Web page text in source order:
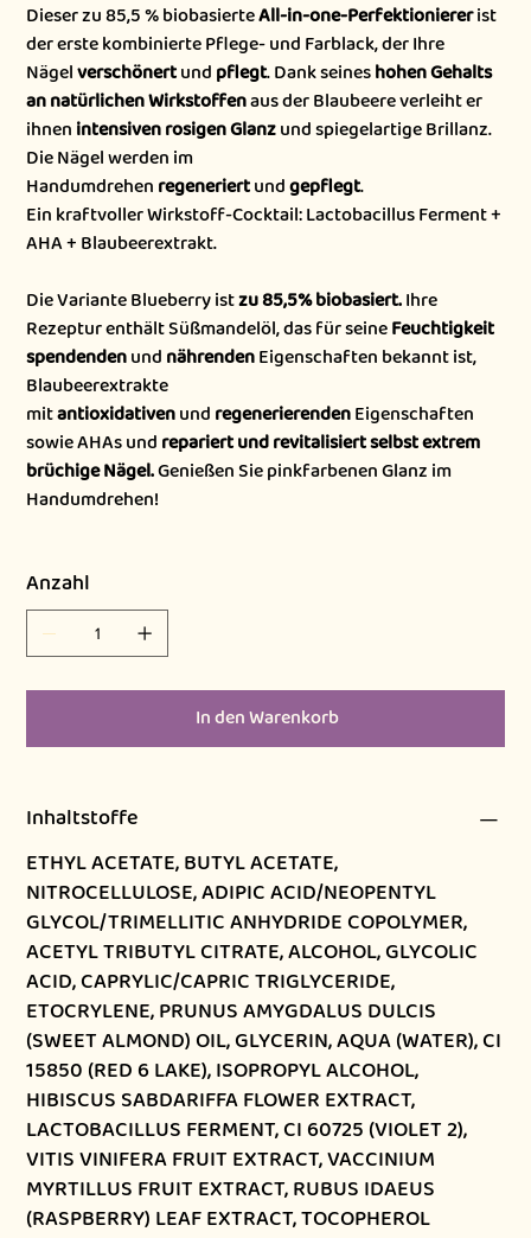
Dieser zu 85,5 % biobasierteAll-in-one-Perfektioniererist
der erste kombinierte Pflege- und Farblack, der Ihre
Nägelverschönertund pflegt. Dank seineshohen Gehalts
an natürlichen Wirkstoffenaus der Blaubeere verleiht er
ihnen intensiven rosigen Glanzund spiegelartige Brillanz.
Die Nägel werden im
Handumdrehen regeneriertundgepflegt.
Ein kraftvoller Wirkstoff-Cocktail: Lactobacillus Ferment +
AHA + Blaubeerextrakt.
Die Variante Blueberry istzu 85,5% biobasiert.Ihre
Rezeptur enthält Süßmandelöl, das für seineFeuchtigkeit
spendendenund nährendenEigenschaften bekannt ist,
Blaubeerextrakte
mitantioxidativenund regenerierendenEigenschaften
sowie AHAs und repariert und revitalisiert selbst extrem
brüchige Nägel.Genießen Sie pinkfarbenen Glanz im
Handumdrehen!
Anzahl
In den Warenkorb
Inhaltstoffe
ETHYL ACETATE, BUTYL ACETATE,
NITROCELLULOSE, ADIPIC ACID/NEOPENTYL
GLYCOL/TRIMELLITIC ANHYDRIDE COPOLYMER,
ACETYL TRIBUTYL CITRATE, ALCOHOL, GLYCOLIC
ACID, CAPRYLIC/CAPRIC TRIGLYCERIDE,
ETOCRYLENE, PRUNUS AMYGDALUS DULCIS
(SWEET ALMOND) OIL, GLYCERIN, AQUA (WATER), CI
15850 (RED 6 LAKE), ISOPROPYL ALCOHOL,
HIBISCUS SABDARIFFA FLOWER EXTRACT,
LACTOBACILLUS FERMENT, CI 60725 (VIOLET 2),
VITIS VINIFERA FRUIT EXTRACT, VACCINIUM
MYRTILLUS FRUIT EXTRACT, RUBUS IDAEUS
(RASPBERRY) LEAF EXTRACT, TOCOPHEROL